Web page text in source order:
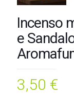
Incenso
e
3,50 €